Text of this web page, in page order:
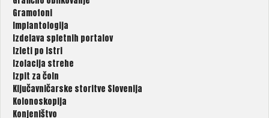
Gramofoni
Implantologija
Izdelava spletnih portalov
Izleti po Istri
Izolacija strehe
Izpit za čoln
Ključavničarske storitve Slovenija
Kolonoskopija
Konjeništvo